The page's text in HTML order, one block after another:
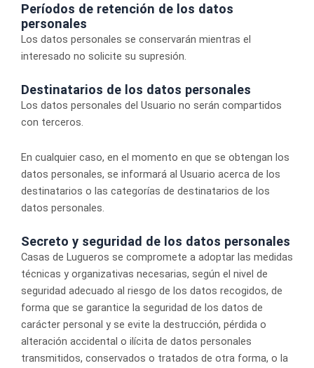
Períodos de retención de los datos
personales
Los datos personales se conservarán mientras el
interesado no solicite su supresión.
Destinatarios de los datos personales
Los datos personales del Usuario no serán compartidos
con terceros.
En cualquier caso, en el momento en que se obtengan los
datos personales, se informará al Usuario acerca de los
destinatarios o las categorías de destinatarios de los
datos personales.
Secreto y seguridad de los datos personales
Casas de Lugueros se compromete a adoptar las medidas
técnicas y organizativas necesarias, según el nivel de
seguridad adecuado al riesgo de los datos recogidos, de
forma que se garantice la seguridad de los datos de
carácter personal y se evite la destrucción, pérdida o
alteración accidental o ilícita de datos personales
transmitidos, conservados o tratados de otra forma, o la